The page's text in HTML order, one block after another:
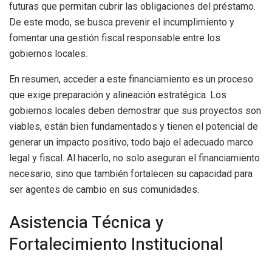
futuras que permitan cubrir las obligaciones del préstamo.
De este modo, se busca prevenir el incumplimiento y
fomentar una gestión fiscal responsable entre los
gobiernos locales.
En resumen, acceder a este financiamiento es un proceso
que exige preparación y alineación estratégica. Los
gobiernos locales deben demostrar que sus proyectos son
viables, están bien fundamentados y tienen el potencial de
generar un impacto positivo, todo bajo el adecuado marco
legal y fiscal. Al hacerlo, no solo aseguran el financiamiento
necesario, sino que también fortalecen su capacidad para
ser agentes de cambio en sus comunidades.
Asistencia Técnica y
Fortalecimiento Institucional